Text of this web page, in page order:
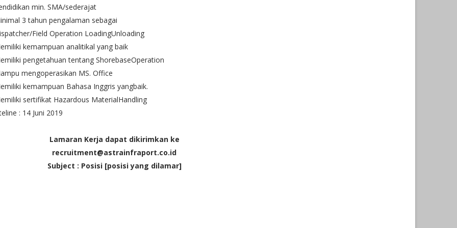
min. SMA/sederajat
3 tahun pengalaman sebagai
Field Operation LoadingUnloading
kemampuan analitikal yang baik
pengetahuan tentang ShorebaseOperation
mengoperasikan MS. Office
kemampuan Bahasa Inggris yangbaik.
sertifikat Hazardous MaterialHandling
: 14 Juni 2019
Lamaran Kerja dapat dikirimkan ke
recruitment@astrainfraport.co.id
Subject : Posisi [posisi yang dilamar]